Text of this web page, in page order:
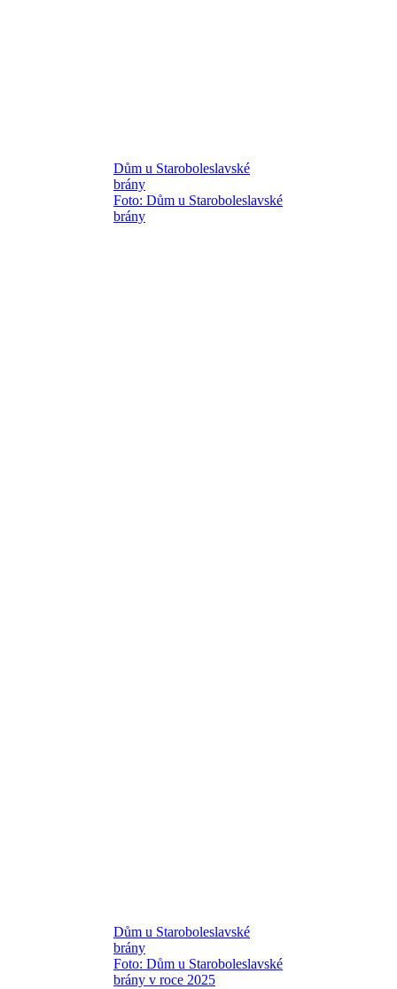
Dům u Staroboleslavské
brány
Foto: Dům u Staroboleslavské
brány
Dům u Staroboleslavské
brány
Foto: Dům u Staroboleslavské
brány v roce 2025